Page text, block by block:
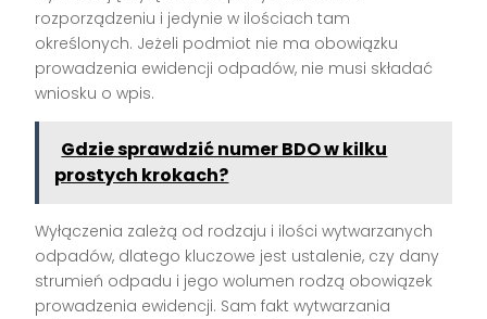
rozporządzeniu i jedynie w ilościach tam
określonych. Jeżeli podmiot nie ma obowiązku
prowadzenia ewidencji odpadów, nie musi składać
wniosku o wpis.
Gdzie sprawdzić numer BDO w kilku
prostych krokach?
Wyłączenia zależą od rodzaju i ilości wytwarzanych
odpadów, dlatego kluczowe jest ustalenie, czy dany
strumień odpadu i jego wolumen rodzą obowiązek
prowadzenia ewidencji. Sam fakt wytwarzania